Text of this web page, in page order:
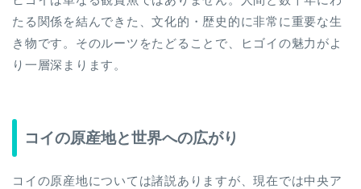
たる関係を結んできた、文化的・歴史的に非常に重要な生
き物です。そのルーツをたどることで、ヒゴイの魅力がよ
り一層深まります。
コイの原産地と世界への広がり
コイの原産地については諸説ありますが、現在では中央ア